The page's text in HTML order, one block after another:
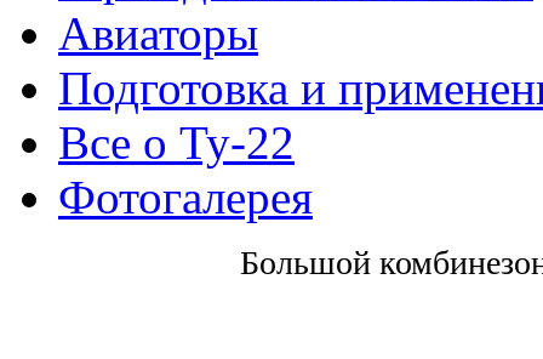
Авиаторы
Подготовка и
Все о Ту-22
Фотогалерея
Большой